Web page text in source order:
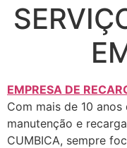
EMPRESA DE
Com mais de 10
manutenção e
CUMBICA, sempre